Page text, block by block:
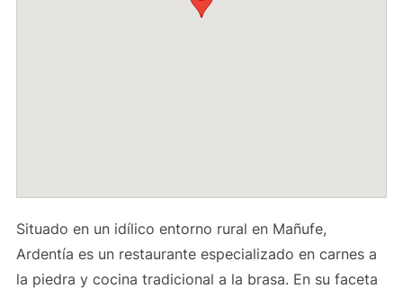
Situado en un idílico entorno rural en Mañufe,
Ardentía es un restaurante especializado en carnes a
la piedra y cocina tradicional a la brasa. En su faceta